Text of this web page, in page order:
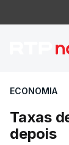
ECONOMIA
Taxas
depois